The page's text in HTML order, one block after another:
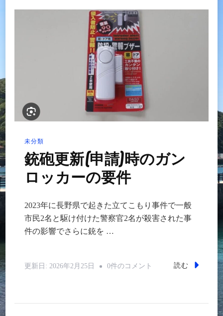
未分類
銃砲更新(申請)時のガン
ロッカーの要件
2023年に長野県で起きた立てこもり事件で一般
市民2名と駆け付けた警察官2名が殺害された事
件の影響でさらに銃を …
更新日: 2026年2月25日
銃
0件のコメント 読む